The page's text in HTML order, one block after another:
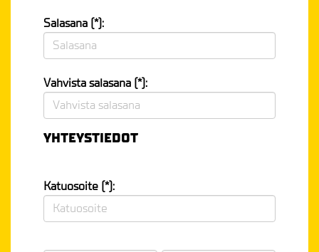
Salasana (*):
Vahvista salasana (*):
YHTEYSTIEDOT
Katuosoite (*):